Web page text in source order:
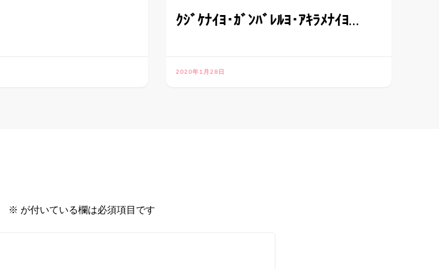
ｸｼﾞｹﾅｲﾖ･ｶﾞﾝﾊﾞﾚﾙﾖ･ｱｷﾗﾒﾅｲﾖ…
2020年1月28日
※ が付いている欄は必須項目です